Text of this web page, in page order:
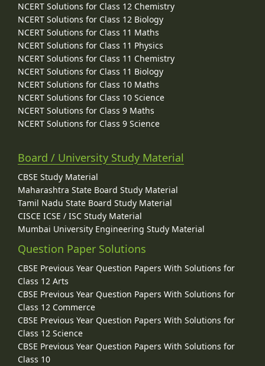
NCERT Solutions for Class 12 Chemistry
NCERT Solutions for Class 12 Biology
NCERT Solutions for Class 11 Maths
NCERT Solutions for Class 11 Physics
NCERT Solutions for Class 11 Chemistry
NCERT Solutions for Class 11 Biology
NCERT Solutions for Class 10 Maths
NCERT Solutions for Class 10 Science
NCERT Solutions for Class 9 Maths
NCERT Solutions for Class 9 Science
Board / University Study Material
CBSE Study Material
Maharashtra State Board Study Material
Tamil Nadu State Board Study Material
CISCE ICSE / ISC Study Material
Mumbai University Engineering Study Material
Question Paper Solutions
CBSE Previous Year Question Papers With Solutions for
Class 12 Arts
CBSE Previous Year Question Papers With Solutions for
Class 12 Commerce
CBSE Previous Year Question Papers With Solutions for
Class 12 Science
CBSE Previous Year Question Papers With Solutions for
Class 10